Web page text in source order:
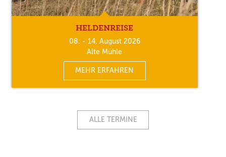
HELDENREISE
08. - 14. August 2026
Alte Mühle
MEHR ERFAHREN
ALLE TERMINE